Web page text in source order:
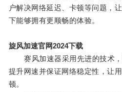
户解决网络延迟、卡顿等问题，
下能够拥有更顺畅的体验。
旋风加速官网2024下载
赛风加速器采用先进的技术，
提升网速并保证网络稳定性，让
顿。